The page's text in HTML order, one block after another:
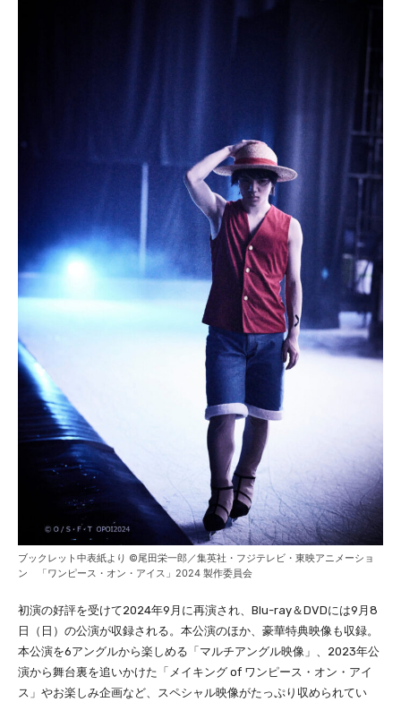
ブックレット中表紙より ©尾田栄一郎／集英社・フジテレビ・東映アニメーショ
ン 「ワンピース・オン・アイス」2024 製作委員会
初演の好評を受けて2024年9月に再演され、Blu-ray＆DVDには9月8
日（日）の公演が収録される。本公演のほか、豪華特典映像も収録。
本公演を6アングルから楽しめる「マルチアングル映像」、2023年公
演から舞台裏を追いかけた「メイキング of ワンピース・オン・アイ
ス」やお楽しみ企画など、スペシャル映像がたっぷり収められてい